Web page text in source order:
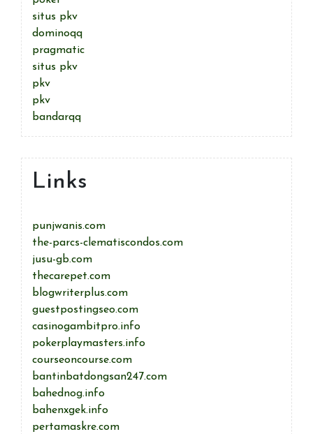
situs pkv
dominoqq
pragmatic
situs pkv
pkv
pkv
bandarqq
Links
punjwanis.com
the-parcs-clematiscondos.com
jusu-gb.com
thecarepet.com
blogwriterplus.com
guestpostingseo.com
casinogambitpro.info
pokerplaymasters.info
courseoncourse.com
bantinbatdongsan247.com
bahednog.info
bahenxgek.info
pertamaskre.com